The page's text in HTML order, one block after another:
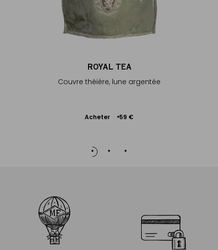
ROYAL TEA
Couvre théière, lune argentée
Acheter 59 €
Ajouter